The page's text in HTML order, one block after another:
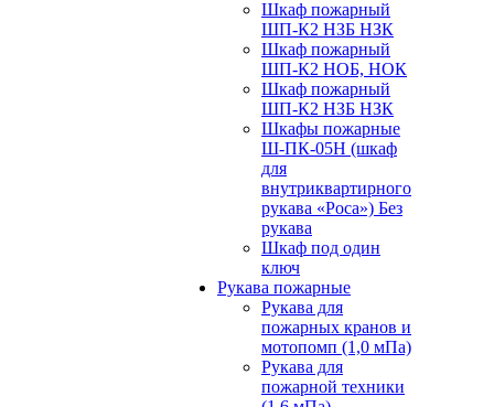
Шкаф пожарный
ШП-К2 НЗБ НЗК
Шкаф пожарный
ШП-К2 НОБ, НОК
Шкаф пожарный
ШП-К2 НЗБ НЗК
Шкафы пожарные
Ш-ПК-05Н (шкаф
для
внутриквартирного
рукава «Роса») Без
рукава
Шкаф под один
ключ
Рукава пожарные
Рукава для
пожарных кранов и
мотопомп (1,0 мПа)
Рукава для
пожарной техники